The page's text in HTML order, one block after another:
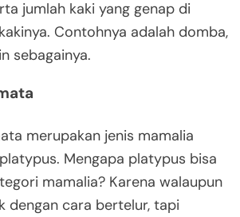
jumlah kaki yang genap di
Contohnya adalah domba,
sebagainya.
merupakan jenis mamalia
Mengapa platypus bisa
mamalia? Karena walaupun
dengan cara bertelur, tapi